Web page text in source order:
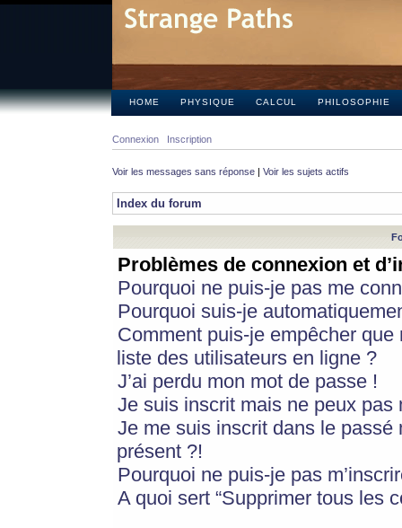
HOME PHYSIQUE CALCUL PHILOSOPHIE
Connexion Inscription
Voir les messages sans réponse | Voir les sujets actifs
Index du forum
Problèmes de connexion et
Pourquoi ne puis-je pas me
Pourquoi suis-je
Comment puis-je empêcher
liste des utilisateurs en ligne ?
J’ai perdu mon mot de passe !
Je suis inscrit mais ne peux pas
Je me suis inscrit dans le
présent ?!
Pourquoi ne puis-je pas
A quoi sert “Supprimer tous les